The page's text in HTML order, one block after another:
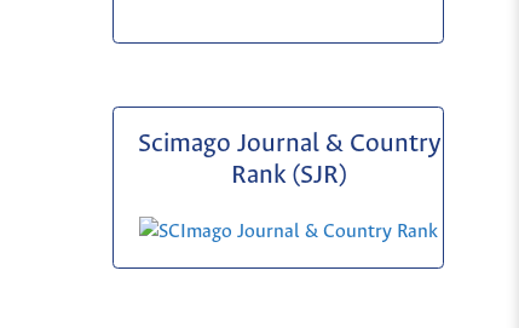
Scimago Journal & Country
Rank (SJR)